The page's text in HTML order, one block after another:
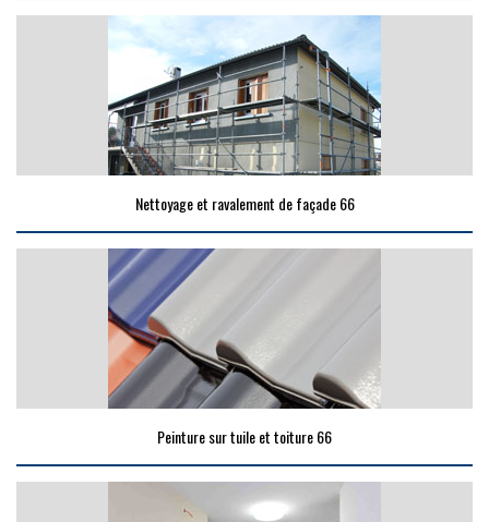
Nettoyage et ravalement de façade 66
Peinture sur tuile et toiture 66